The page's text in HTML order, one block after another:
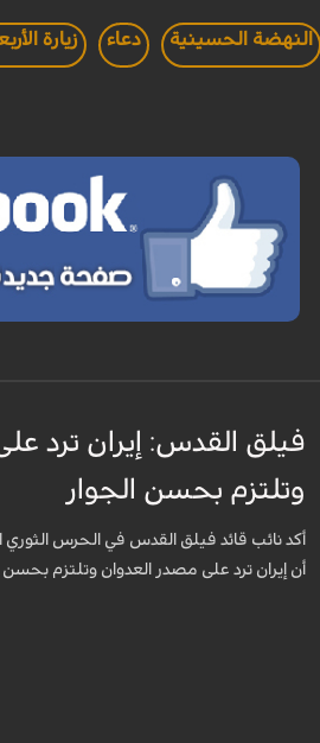
النهضة الحسينية دعاء زيارة
فيلق القدس: إيران ترد
وتلتزم بحسن الجوار
أكد نائب قائد فيلق القدس في الحرس الثوري
أن إيران ترد على مصدر العدوان وتلتزم بحسن